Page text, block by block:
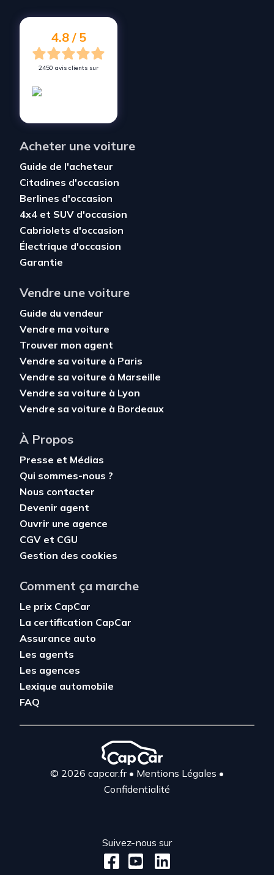
4.8 / 5
2450 avis clients sur
Acheter une voiture
Guide de l'acheteur
Citadines d'occasion
Berlines d'occasion
4x4 et SUV d'occasion
Cabriolets d'occasion
Électrique d'occasion
Garantie
Vendre une voiture
Guide du vendeur
Vendre ma voiture
Trouver mon agent
Vendre sa voiture à Paris
Vendre sa voiture à Marseille
Vendre sa voiture à Lyon
Vendre sa voiture à Bordeaux
À Propos
Presse et Médias
Qui sommes-nous ?
Nous contacter
Devenir agent
Ouvrir une agence
CGV et CGU
Gestion des cookies
Comment ça marche
Le prix CapCar
La certification CapCar
Assurance auto
Les agents
Les agences
Lexique automobile
FAQ
© 2026 capcar.fr• Mentions Légales •
Confidentialité
Suivez-nous sur